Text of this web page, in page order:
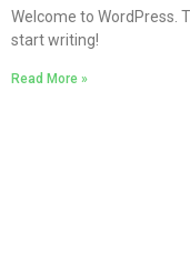
Welcome to WordPress.
start writing!
Read More »